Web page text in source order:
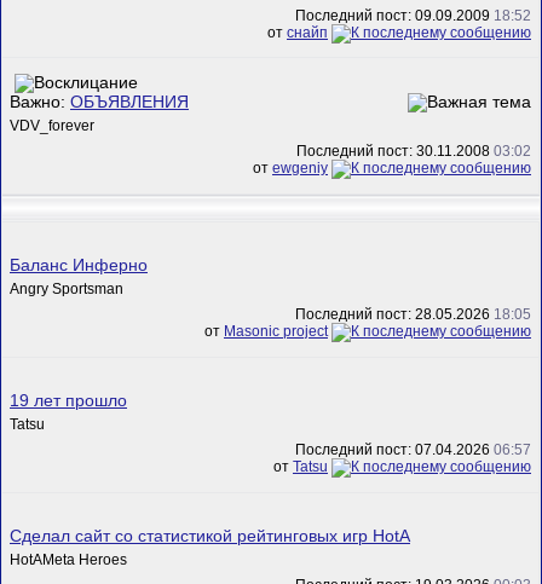
Последний пост: 09.09.2009 18:52
от снайп
Важно: ОБЪЯВЛЕНИЯ
VDV_forever
Последний пост: 30.11.2008 03:02
от ewgeniy
Баланс Инферно
Angry Sportsman
Последний пост: 28.05.2026 18:05
от Masonic project
19 лет прошло
Tatsu
Последний пост: 07.04.2026 06:57
от Tatsu
Сделал сайт со статистикой рейтинговых игр HotA
HotAMeta Heroes